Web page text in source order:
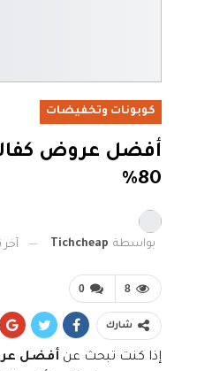
كوبونات وتخفيضات
أفضل عروض
80%
بواسطة Tichcheap
0 8
شارك
إذا كنت تبحث عن أفضل